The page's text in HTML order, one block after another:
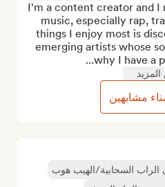
السحابية/الهيب هوب
I'm a content creator and
music, especially rap,
things I enjoy most is
emerging artists whose
why I have a
مشابهين